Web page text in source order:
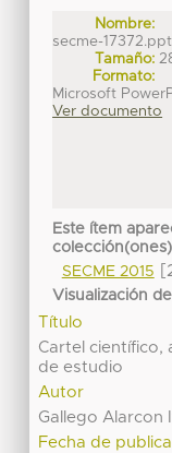
Nombre:
secme-
Tamaño:
Formato:
Microsoft
Ver documento
Este ítem
colección(ones)
SECME 2015
Visualización
Título
Cartel científico,
de estudio
Autor
Gallego Alarcon
Fecha de